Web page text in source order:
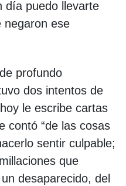
día puedo llevarte
negaron ese
profundo
dos intentos de
le escribe cartas
contó “de las cosas
sentir culpable;
que
desaparecido, del